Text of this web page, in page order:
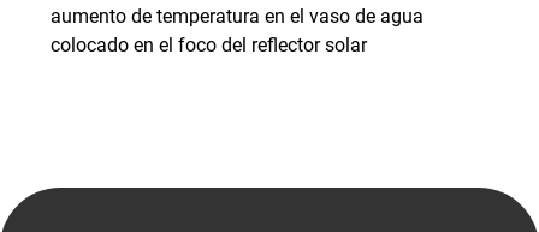
aumento de temperatura en el vaso de agua
colocado en el foco del reflector solar